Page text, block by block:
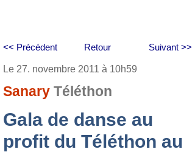
Retour
<< Précédent Suivant >>
Le 27. novembre 2011 à 10h59
Sanary Téléthon
Gala de danse au
profit du Téléthon au